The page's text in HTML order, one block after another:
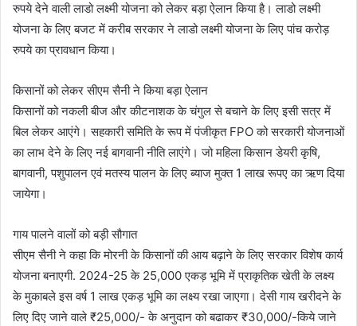
रुपये देने वाली लाडो लक्ष्मी योजना को लेकर बड़ा ऐलान किया है। लाडो लक्ष्मी
योजना के लिए बजट में करीब सरकार ने लाडो लक्ष्मी योजना के लिए पांच करोड़
रुपये का प्रावधान किया।
किसानों को लेकर सीएम सैनी ने किया बड़ा ऐलान
किसानों को नकली बीज और कीटनाशक के चंगुल से बचाने के लिए इसी सत्र में
बिल लेकर आएंगे। सहकारी समिति के रूप में पंजीकृत FPO को सरकारी योजनाओं
का लाभ देने के लिए नई बागवानी नीति लाएंगे। जो महिला किसान डेयरी कृषि,
बागवानी, पशुपालन एवं मतस्य पालन के लिए ब्याज मुक्त 1 लाख रूपए का ऋण दिया
जायेगा।
गाय पालने वालों को बड़ी सौगात
सीएम सैनी ने कहा कि मोरनी के किसानों की आय बढ़ाने के लिए सरकार विशेष कार्य
योजना बनाएगी. 2024-25 के 25,000 एकड़ भूमि में प्राकृतिक खेती के लक्ष्य
के मुकाबले इस वर्ष 1 लाख एकड़ भूमि का लक्ष्य रखा जाएगा। देसी गाय खरीदने के
लिए दिए जाने वाले ₹25,000/- के अनुदान को बढाकर ₹30,000/-किये जाने